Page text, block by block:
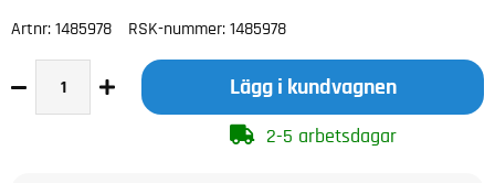
Artnr: 1485978 RSK-nummer: 1485978
Lägg i kundvagnen
2-5 arbetsdagar